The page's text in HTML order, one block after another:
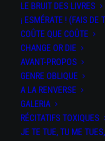
LE BRUIT DES LIVRES
¡ ESMÉRATE ! (FAIS DE
COÛTE QUE COÛTE
CHANGE OR DIE
AVANT-PROPOS
GENRE OBLIQUE
A LA RENVERSE
GALERIA
RÉCITATIFS TOXIQUES
JE TE TUE, TU ME
Coproduction : Le théâtre de la
Médicis à Clichy-sous-Bois, la
La compagnie Toujours après
la Culture – DRAC Île-de-
de-Marne